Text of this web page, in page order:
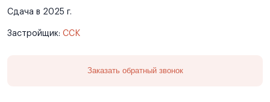
Сдача в 2025 г.
Застройщик: ССК
Заказать обратный звонок